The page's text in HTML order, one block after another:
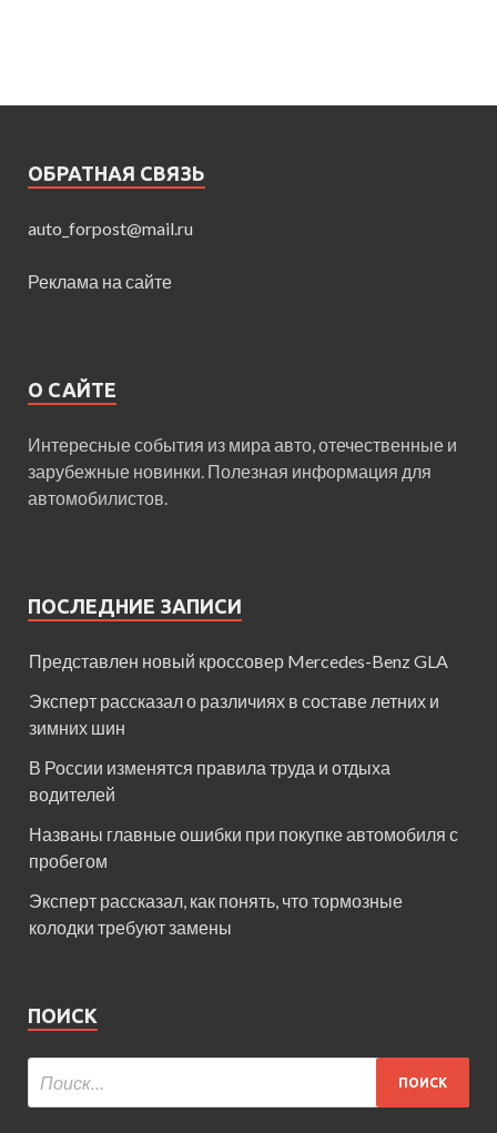
ОБРАТНАЯ СВЯЗЬ
auto_forpost@mail.ru
Реклама на сайте
О САЙТЕ
Интересные события из мира авто, отечественные и
зарубежные новинки. Полезная информация для
автомобилистов.
ПОСЛЕДНИЕ ЗАПИСИ
Представлен новый кроссовер Mercedes-Benz GLA
Эксперт рассказал о различиях в составе летних и
зимних шин
В России изменятся правила труда и отдыха
водителей
Названы главные ошибки при покупке автомобиля с
пробегом
Эксперт рассказал, как понять, что тормозные
колодки требуют замены
ПОИСК